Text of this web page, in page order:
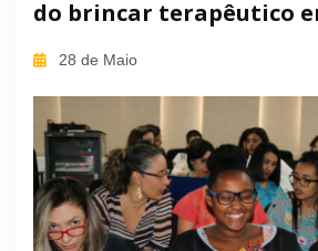
do brincar terapêutico
28 de Maio